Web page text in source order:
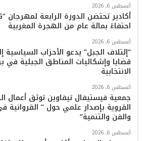
أغسطس 6, 2026
احتفاءً بمائة عام من الهجرة المغربية
أغسطس 6, 2026
“إئتلاف الجبل” يدعو الأحزاب السياسية
قضايا وإشكاليات المناطق الجبلية في
الانتخابية
أغسطس 6, 2026
جمعية فيستيفال تيفاوين توثق أعمال
القروية بإصدار علمي حول ” القروانية
والفن والتنمية”
أغسطس 6, 2026